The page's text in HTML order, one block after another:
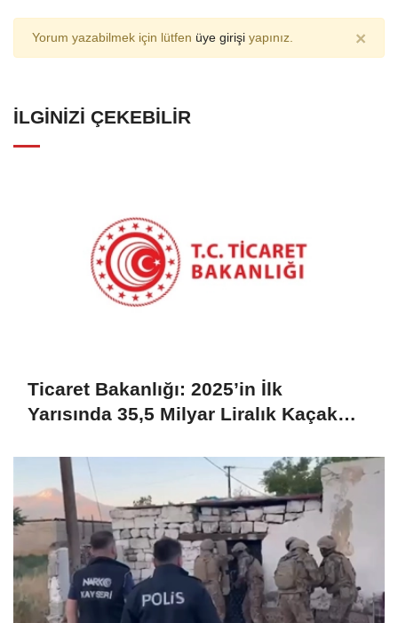
Yorum yazabilmek için lütfen üye girişi yapınız. ×
İLGINIZI ÇEKEBILIR
Ticaret Bakanlığı: 2025’in İlk
Yarısında 35,5 Milyar Liralık Kaçak